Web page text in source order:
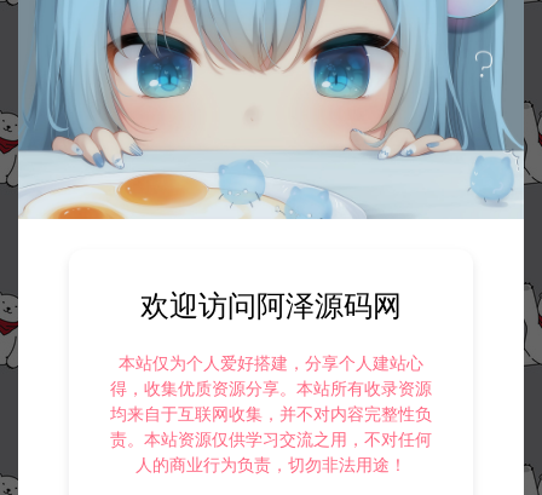
欢迎访问阿泽源码网
本站仅为个人爱好搭建，分享个人建站心
得，收集优质资源分享。本站所有收录资源
均来自于互联网收集，并不对内容完整性负
责。本站资源仅供学习交流之用，不对任何
人的商业行为负责，切勿非法用途！